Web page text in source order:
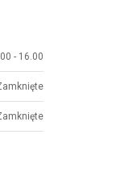
- 16.00